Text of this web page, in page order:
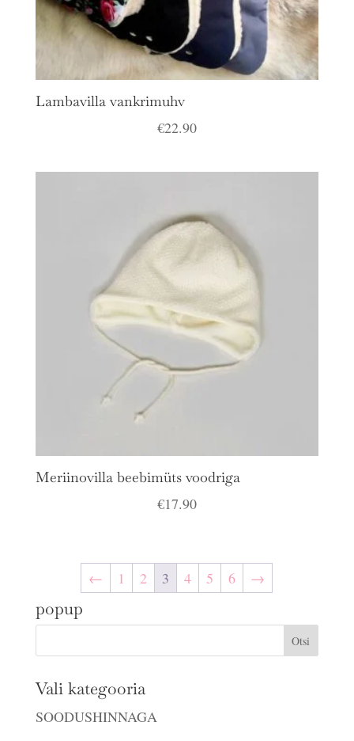
Lambavilla vankrimuhv
€22.90
Meriinovilla beebimüts voodriga
€17.90
← 1 2 3 4 5 6 →
popup
Vali kategooria
SOODUSHINNAGA